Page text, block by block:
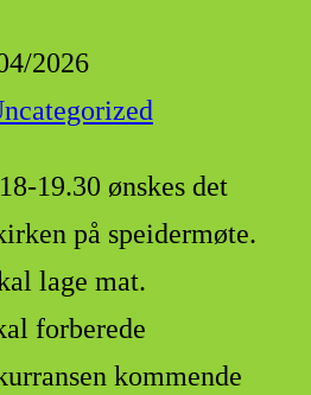
2026
19.30 ønskes det
på speidermøte.
lage mat.
forberede
kommende